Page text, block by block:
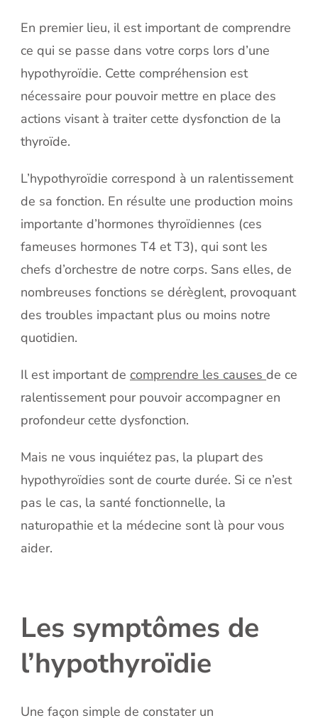
En premier lieu, il est important de comprendre
ce qui se passe dans votre corps lors d’une
hypothyroïdie. Cette compréhension est
nécessaire pour pouvoir mettre en place des
actions visant à traiter cette dysfonction de la
thyroïde.
L’hypothyroïdie correspond à un ralentissement
de sa fonction. En résulte une production moins
importante d’hormones thyroïdiennes (ces
fameuses hormones T4 et T3), qui sont les
chefs d’orchestre de notre corps. Sans elles, de
nombreuses fonctions se dérèglent, provoquant
des troubles impactant plus ou moins notre
quotidien.
Il est important de comprendre les causes de ce
ralentissement pour pouvoir accompagner en
profondeur cette dysfonction.
Mais ne vous inquiétez pas, la plupart des
hypothyroïdies sont de courte durée. Si ce n’est
pas le cas, la santé fonctionnelle, la
naturopathie et la médecine sont là pour vous
aider.
Les symptômes de
l’hypothyroïdie
Une façon simple de constater un